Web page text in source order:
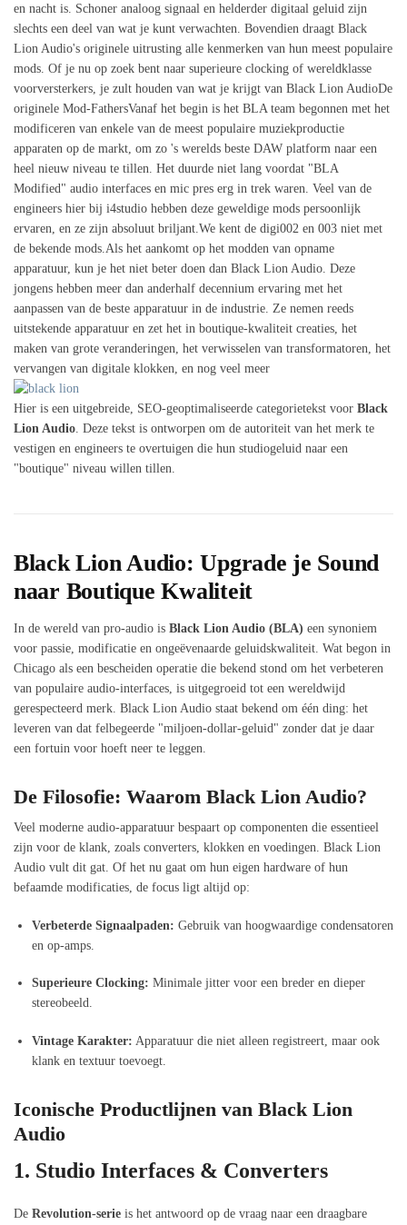
en nacht is. Schoner analoog signaal en helderder digitaal geluid zijn
slechts een deel van wat je kunt verwachten. Bovendien draagt Black
Lion Audio's originele uitrusting alle kenmerken van hun meest populaire
mods. Of je nu op zoek bent naar superieure clocking of wereldklasse
voorversterkers, je zult houden van wat je krijgt van Black Lion AudioDe
originele Mod-FathersVanaf het begin is het BLA team begonnen met het
modificeren van enkele van de meest populaire muziekproductie
apparaten op de markt, om zo 's werelds beste DAW platform naar een
heel nieuw niveau te tillen. Het duurde niet lang voordat "BLA
Modified" audio interfaces en mic pres erg in trek waren. Veel van de
engineers hier bij i4studio hebben deze geweldige mods persoonlijk
ervaren, en ze zijn absoluut briljant.We kent de digi002 en 003 niet met
de bekende mods.Als het aankomt op het modden van opname
apparatuur, kun je het niet beter doen dan Black Lion Audio. Deze
jongens hebben meer dan anderhalf decennium ervaring met het
aanpassen van de beste apparatuur in de industrie. Ze nemen reeds
uitstekende apparatuur en zet het in boutique-kwaliteit creaties, het
maken van grote veranderingen, het verwisselen van transformatoren, het
vervangen van digitale klokken, en nog veel meer
Hier is een uitgebreide, SEO-geoptimaliseerde categorietekst voor Black
Lion Audio . Deze tekst is ontworpen om de autoriteit van het merk te
vestigen en engineers te overtuigen die hun studiogeluid naar een
"boutique" niveau willen tillen.
Black Lion Audio: Upgrade je Sound
naar Boutique Kwaliteit
In de wereld van pro-audio is Black Lion Audio (BLA) een synoniem
voor passie, modificatie en ongeëvenaarde geluidskwaliteit. Wat begon in
Chicago als een bescheiden operatie die bekend stond om het verbeteren
van populaire audio-interfaces, is uitgegroeid tot een wereldwijd
gerespecteerd merk. Black Lion Audio staat bekend om één ding: het
leveren van dat felbegeerde "miljoen-dollar-geluid" zonder dat je daar
een fortuin voor hoeft neer te leggen.
De Filosofie: Waarom Black Lion Audio?
Veel moderne audio-apparatuur bespaart op componenten die essentieel
zijn voor de klank, zoals converters, klokken en voedingen. Black Lion
Audio vult dit gat. Of het nu gaat om hun eigen hardware of hun
befaamde modificaties, de focus ligt altijd op:
Verbeterde Signaalpaden: Gebruik van hoogwaardige condensatoren
en op-amps.
Superieure Clocking: Minimale jitter voor een breder en dieper
stereobeeld.
Vintage Karakter: Apparatuur die niet alleen registreert, maar ook
klank en textuur toevoegt.
Iconische Productlijnen van Black Lion
Audio
1. Studio Interfaces & Converters
De Revolution-serie is het antwoord op de vraag naar een draagbare